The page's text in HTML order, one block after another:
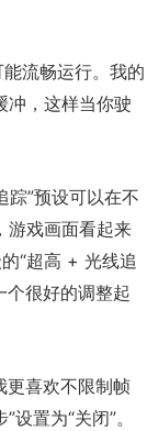
流畅运行。我的
冲，这样当你驶
踪”预设可以在不
游戏画面看起来
“超高 + 光线追
很好的调整起
喜欢不限制帧
置为“关闭”。